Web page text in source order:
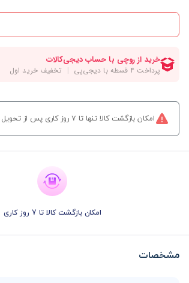
امکان بازگشت کالا تنها تا ۷ روز کاری پس از تحویل کالا امکان‌پذیر است!
امکان بازگشت کالا تا 7 روز کاری
مشخصات